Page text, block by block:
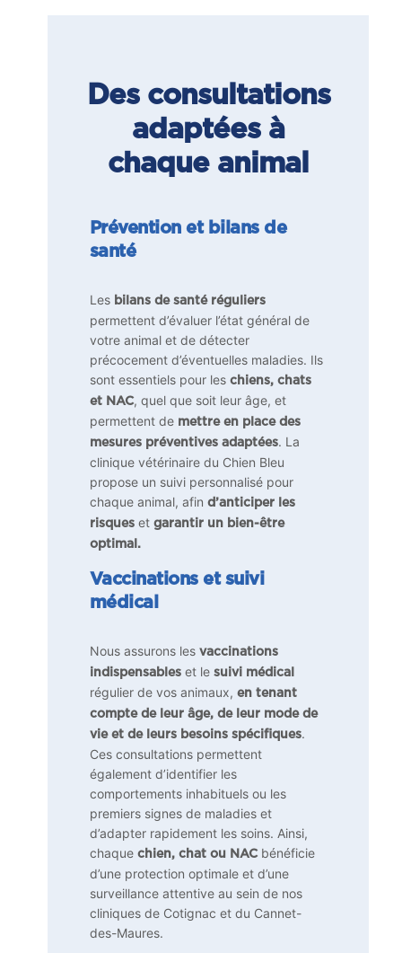
Des consultations
adaptées à
chaque animal
Prévention et bilans de
santé
Les bilans de santé réguliers
permettent d’évaluer l’état général de
votre animal et de détecter
précocement d’éventuelles maladies. Ils
sont essentiels pour les chiens, chats
et NAC, quel que soit leur âge, et
permettent de mettre en place des
mesures préventives adaptées. La
clinique vétérinaire du Chien Bleu
propose un suivi personnalisé pour
chaque animal, afin d’anticiper les
risques et garantir un bien-être
optimal.
Vaccinations et suivi
médical
Nous assurons les vaccinations
indispensables et le suivi médical
régulier de vos animaux, en tenant
compte de leur âge, de leur mode de
vie et de leurs besoins spécifiques.
Ces consultations permettent
également d’identifier les
comportements inhabituels ou les
premiers signes de maladies et
d’adapter rapidement les soins. Ainsi,
chaque chien, chat ou NACbénéficie
d’une protection optimale et d’une
surveillance attentive au sein de nos
cliniques de Cotignac et du Cannet-
des-Maures.